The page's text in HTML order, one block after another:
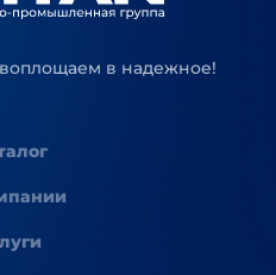
в надежное!